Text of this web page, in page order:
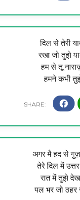
दिल से तेरी
रखा जो तुझे
हम से तू
हमने कभी
अगर मै हद से
तेरे दिल में
रात में तुझे देख
पल भर जो ठहर